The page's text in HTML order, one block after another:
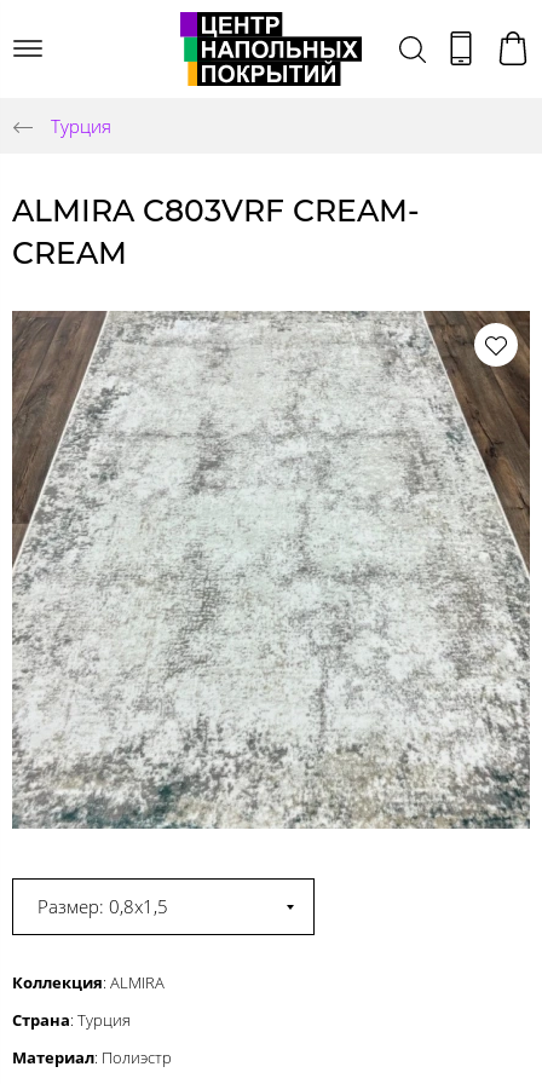
Турция
ALMIRA C803VRF CREAM-
CREAM
Размер: 0,8x1,5
Коллекция: ALMIRA
Страна: Турция
Материал: Полиэстр